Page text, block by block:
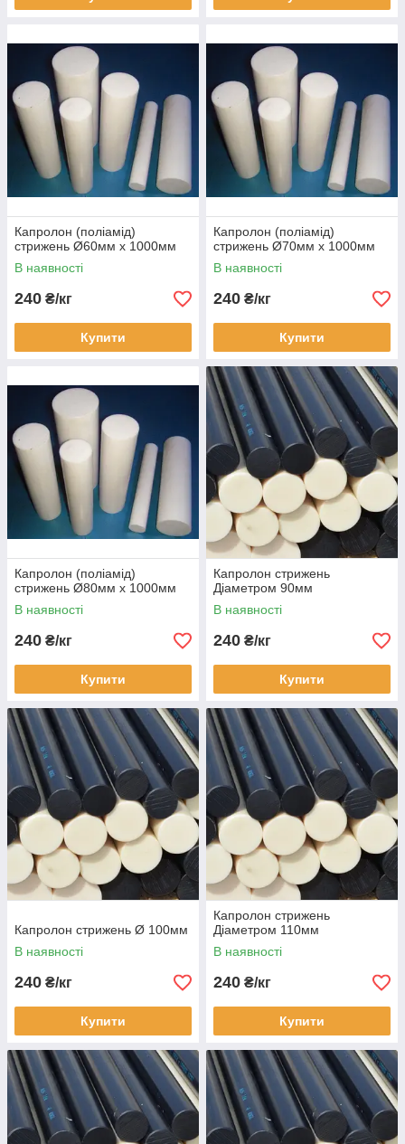
Капролон (поліамід)
стрижень Ø60мм х 1000мм
В наявності
240 ₴/кг
Купити
Капролон (поліамід)
стрижень Ø70мм х 1000мм
В наявності
240 ₴/кг
Купити
Капролон (поліамід)
стрижень Ø80мм х 1000мм
В наявності
240 ₴/кг
Купити
Капролон стрижень
Діаметром 90мм
В наявності
240 ₴/кг
Купити
Капролон стрижень Ø 100мм
В наявності
240 ₴/кг
Купити
Капролон стрижень
Діаметром 110мм
В наявності
240 ₴/кг
Купити